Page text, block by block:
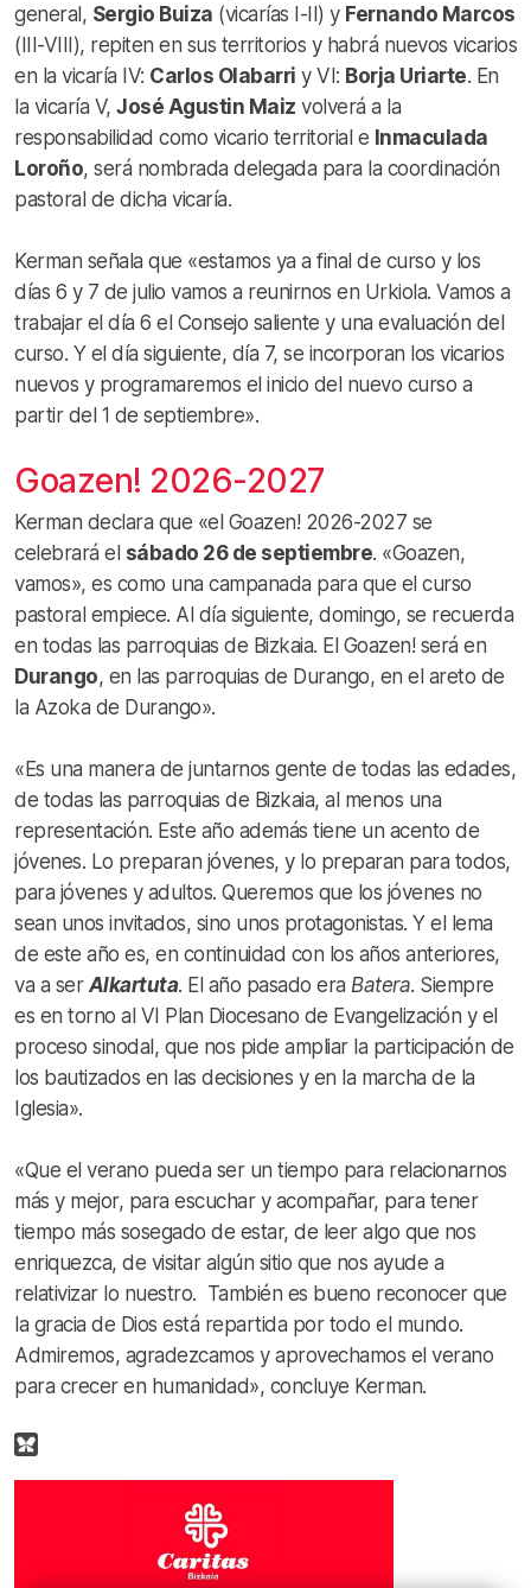
general, Sergio Buiza (vicarías I-II) y Fernando Marcos
(III-VIII), repiten en sus territorios y habrá nuevos vicarios
en la vicaría IV: Carlos Olabarri y VI: Borja Uriarte. En
la vicaría V, José Agustin Maiz volverá a la
responsabilidad como vicario territorial e Inmaculada
Loroño, será nombrada delegada para la coordinación
pastoral de dicha vicaría.
Kerman señala que «estamos ya a final de curso y los
días 6 y 7 de julio vamos a reunirnos en Urkiola. Vamos a
trabajar el día 6 el Consejo saliente y una evaluación del
curso. Y el día siguiente, día 7, se incorporan los vicarios
nuevos y programaremos el inicio del nuevo curso a
partir del 1 de septiembre».
Goazen! 2026-2027
Kerman declara que «el Goazen! 2026-2027 se
celebrará el sábado 26 de septiembre. «Goazen,
vamos», es como una campanada para que el curso
pastoral empiece. Al día siguiente, domingo, se recuerda
en todas las parroquias de Bizkaia. El Goazen! será en
Durango, en las parroquias de Durango, en el areto de
la Azoka de Durango».
«Es una manera de juntarnos gente de todas las edades,
de todas las parroquias de Bizkaia, al menos una
representación. Este año además tiene un acento de
jóvenes. Lo preparan jóvenes, y lo preparan para todos,
para jóvenes y adultos. Queremos que los jóvenes no
sean unos invitados, sino unos protagonistas. Y el lema
de este año es, en continuidad con los años anteriores,
va a ser Alkartuta. El año pasado era Batera. Siempre
es en torno al VI Plan Diocesano de Evangelización y el
proceso sinodal, que nos pide ampliar la participación de
los bautizados en las decisiones y en la marcha de la
Iglesia».
«Que el verano pueda ser un tiempo para relacionarnos
más y mejor, para escuchar y acompañar, para tener
tiempo más sosegado de estar, de leer algo que nos
enriquezca, de visitar algún sitio que nos ayude a
relativizar lo nuestro. También es bueno reconocer que
la gracia de Dios está repartida por todo el mundo.
Admiremos, agradezcamos y aprovechamos el verano
para crecer en humanidad», concluye Kerman.